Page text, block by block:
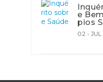
e
pios
02 -